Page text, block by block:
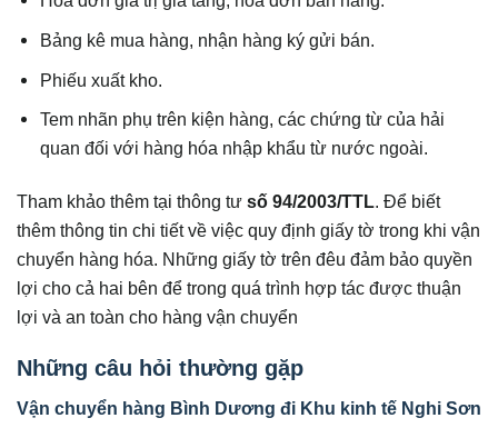
Bảng kê mua hàng, nhận hàng ký gửi bán.
Phiếu xuất kho.
Tem nhãn phụ trên kiện hàng, các chứng từ của hải
quan đối với hàng hóa nhập khẩu từ nước ngoài.
Tham khảo thêm tại thông tư số 94/2003/TTL
. Để biết
thêm thông tin chi tiết về việc quy định giấy tờ trong khi vận
chuyển hàng hóa. Những giấy tờ trên đêu đảm bảo quyền
lợi cho cả hai bên để trong quá trình hợp tác được thuận
lợi và an toàn cho hàng vận chuyển
Những câu hỏi thường gặp
Vận chuyển hàng Bình Dương đi Khu kinh tế Nghi Sơn